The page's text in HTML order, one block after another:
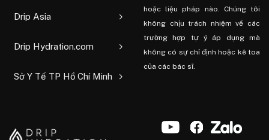
Drip Asia
Drip Hydration.com
Sở Y Tế TP Hồ Chí Minh
hoặc liệu pháp nào. Chúng tôi
không chịu trách nhiệm về các
trường hợp tự ý áp dụng mà
không có sự chỉ định hoặc kê toa
của các bác sĩ.